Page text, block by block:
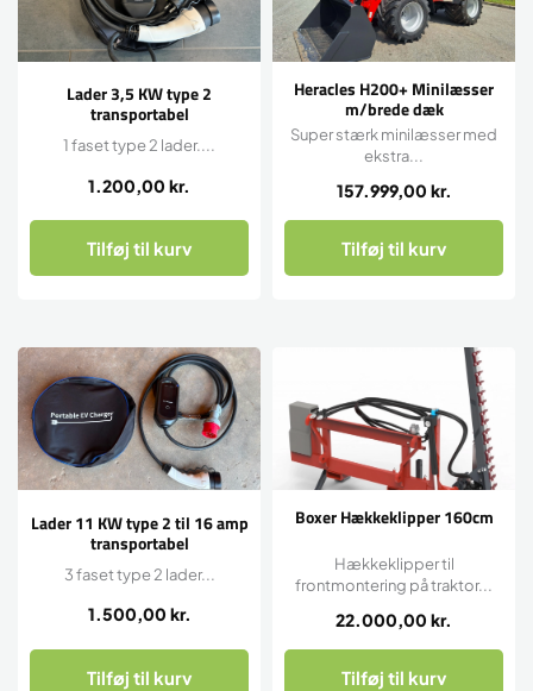
Lader 3,5 KW type 2
transportabel
1.200,00 kr.
1 faset type 2 lader....
Tilføj til kurv
Heracles H200+ Minilæsser
m/brede dæk
157.999,00 kr.
Super stærk minilæsser med
ekstra...
Tilføj til kurv
Lader 11 KW type 2 til 16 amp
transportabel
1.500,00 kr.
3 faset type 2 lader...
Tilføj til kurv
Boxer Hækkeklipper 160cm
22.000,00 kr.
Hækkeklipper til
frontmontering på traktor...
Tilføj til kurv